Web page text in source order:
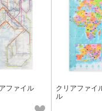
ファイル
クリアファイ
ル